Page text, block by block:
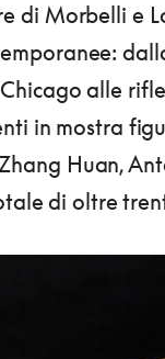
di Morbelli e
alle
in mostra
Huan,
di oltre